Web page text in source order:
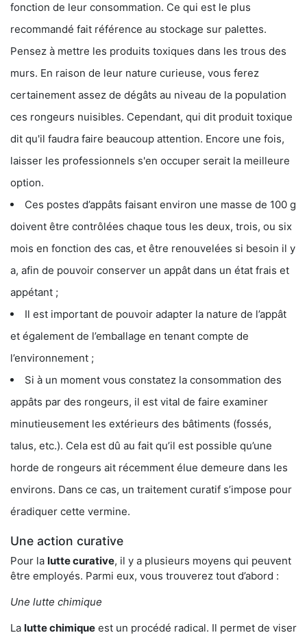
fonction de leur consommation. Ce qui est le plus
recommandé fait référence au stockage sur palettes.
Pensez à mettre les produits toxiques dans les trous des
murs. En raison de leur nature curieuse, vous ferez
certainement assez de dégâts au niveau de la population
ces rongeurs nuisibles. Cependant, qui dit produit toxique
dit qu'il faudra faire beaucoup attention. Encore une fois,
laisser les professionnels s'en occuper serait la meilleure
option.
Ces postes d’appâts faisant environ une masse de 100 g
doivent être contrôlées chaque tous les deux, trois, ou six
mois en fonction des cas, et être renouvelées si besoin il y
a, afin de pouvoir conserver un appât dans un état frais et
appétant ;
Il est important de pouvoir adapter la nature de l’appât
et également de l’emballage en tenant compte de
l’environnement ;
Si à un moment vous constatez la consommation des
appâts par des rongeurs, il est vital de faire examiner
minutieusement les extérieurs des bâtiments (fossés,
talus, etc.). Cela est dû au fait qu’il est possible qu’une
horde de rongeurs ait récemment élue demeure dans les
environs. Dans ce cas, un traitement curatif s’impose pour
éradiquer cette vermine.
Une action curative
Pour la lutte curative, il y a plusieurs moyens qui peuvent
être employés. Parmi eux, vous trouverez tout d’abord :
Une lutte chimique
La lutte chimique est un procédé radical. Il permet de viser